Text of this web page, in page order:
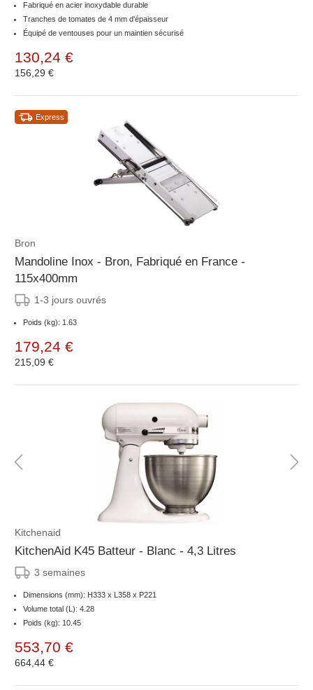
Fabriqué en acier inoxydable durable
Tranches de tomates de 4 mm d'épaisseur
Équipé de ventouses pour un maintien sécurisé
130,24 €
156,29 €
Express
Bron
Mandoline Inox - Bron, Fabriqué en France -
115x400mm
1-3 jours ouvrés
Poids (kg): 1.63
179,24 €
215,09 €
Kitchenaid
KitchenAid K45 Batteur - Blanc - 4,3 Litres
3 semaines
Dimensions (mm): H333 x L358 x P221
Volume total (L): 4.28
Poids (kg): 10.45
553,70 €
664,44 €